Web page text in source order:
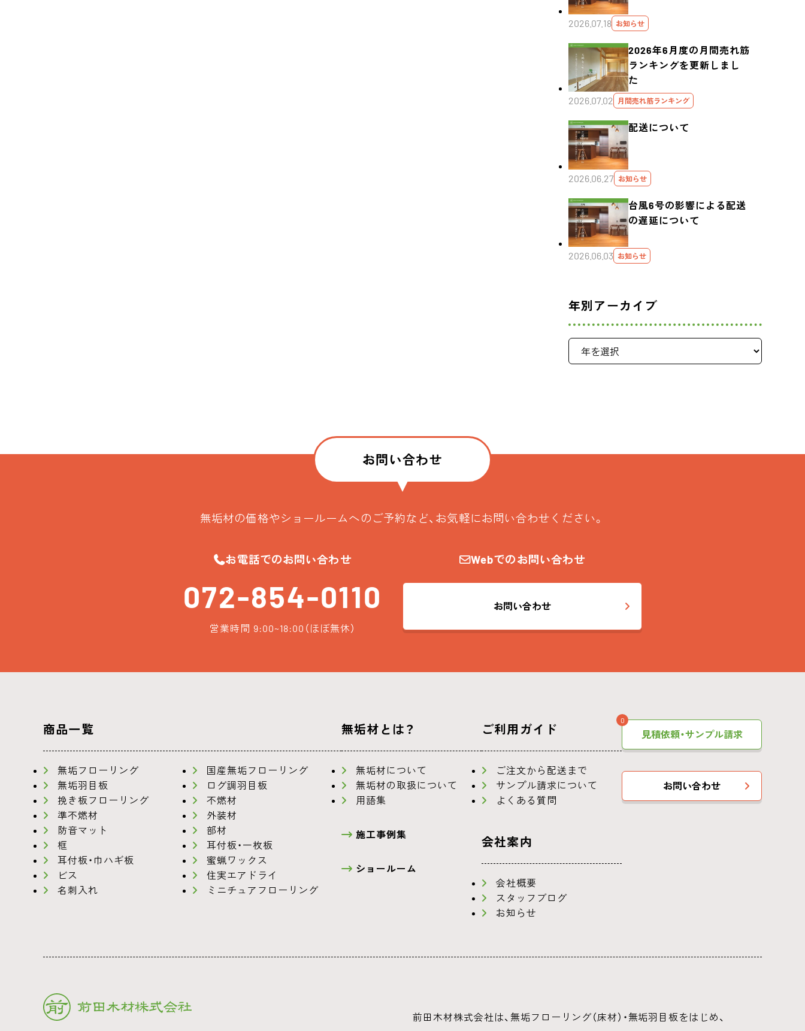
2026.07.18 お知らせ
2026年6月度の月間売れ筋
ランキングを更新しまし
た
2026.07.02 月間売れ筋ランキング
配送について
2026.06.27 お知らせ
台風6号の影響による配送
の遅延について
2026.06.03 お知らせ
年別アーカイブ
お問い合わせ
無垢材の価格やショールームへのご予約など、お気軽にお問い合わせください。
お電話でのお問い合わせ
072-854-0110
営業時間 9:00~18:00（ほぼ無休）
Webでのお問い合わせ
お問い合わせ
商品一覧
無垢フローリング
国産無垢フローリング
無垢羽目板
ログ調羽目板
挽き板フローリング
不燃材
準不燃材
外装材
防音マット
部材
框
耳付板・一枚板
耳付板・巾ハギ板
蜜蝋ワックス
ビス
住実エアドライ
名刺入れ
ミニチュアフローリング
無垢材とは？
無垢材について
無垢材の取扱について
用語集
施工事例集
ショールーム
ご利用ガイド
ご注文から配送まで
サンプル請求について
よくある質問
会社案内
会社概要
スタッフブログ
お知らせ
見積依頼・サンプル請求
0
お問い合わせ
前田木材株式会社は、無垢フローリング（床材）・無垢羽目板をはじめ、